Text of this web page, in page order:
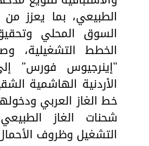
الطبيعي، بما يعزز من
السوق المحلي
الخطط التشغيلية،
"إينرجيوس فورس"
الأردنية الهاشمية
خط الغاز العربي
شحنات الغاز
التشغيل وظروف